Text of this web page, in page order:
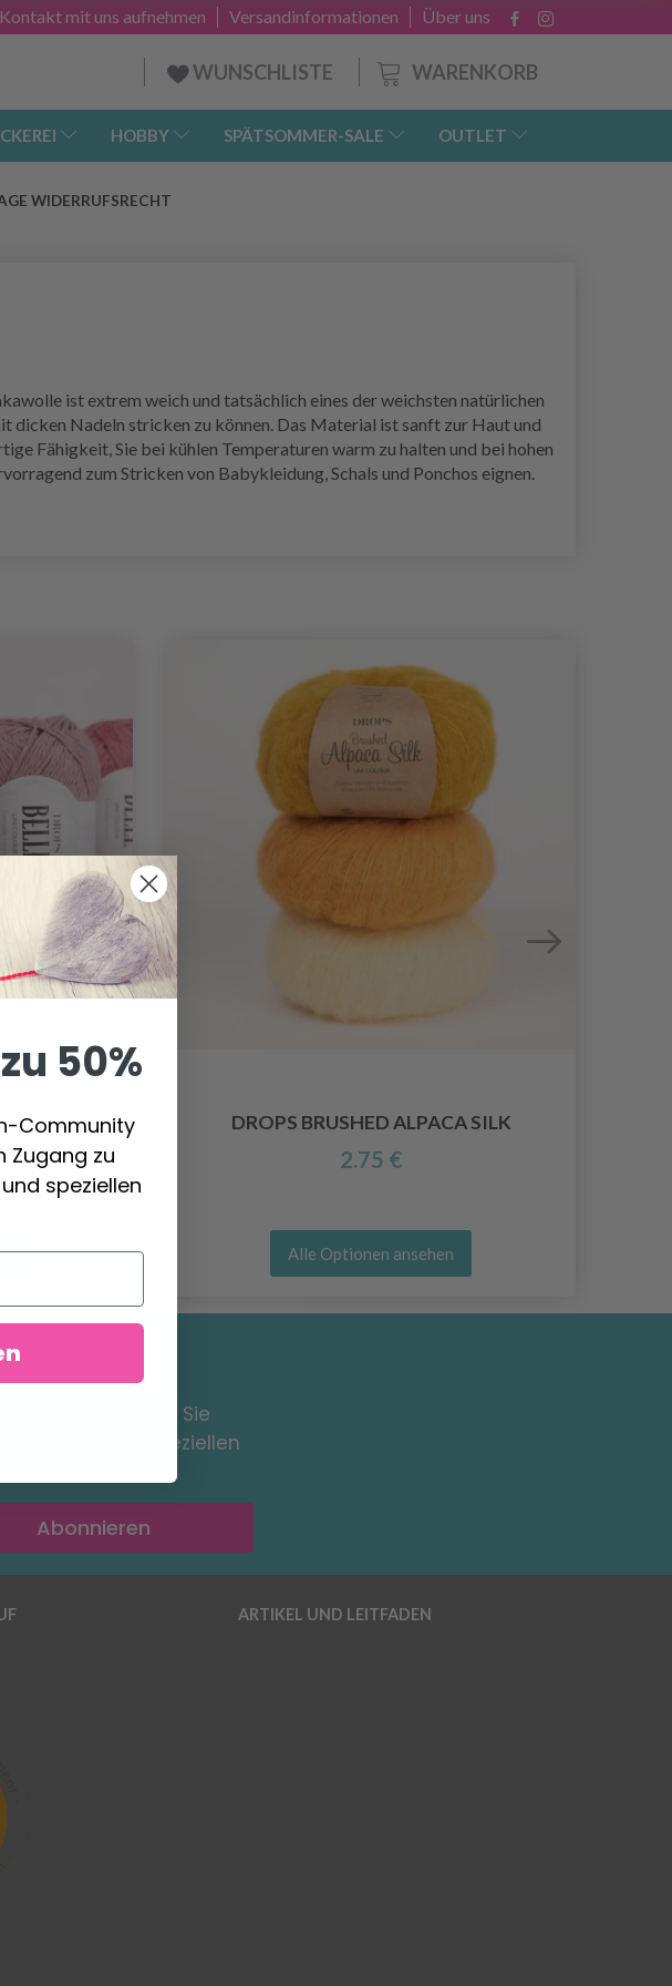
Über uns
Versandinformationen
Kontakt mit uns aufnehmen
WARENKORB
WUNSCHLISTE
HOBBY SPÄTSOMMER-SALE OUTLET
WIDERRUFSRECHT
ist extrem weich und tatsächlich eines der weichsten natürlichen
dicken Nadeln stricken zu können. Das Material ist sanft zur Haut und
Fähigkeit, Sie bei kühlen Temperaturen warm zu halten und bei hohen
zum Stricken von Babykleidung, Schals und Ponchos eignen.
DROPS BRUSHED ALPACA SILK
2.75 €
Alle Optionen ansehen
und erhalten Sie
und speziellen
Abonnieren
ARTIKEL UND LEITFADEN
50%
Community
Zugang zu
speziellen